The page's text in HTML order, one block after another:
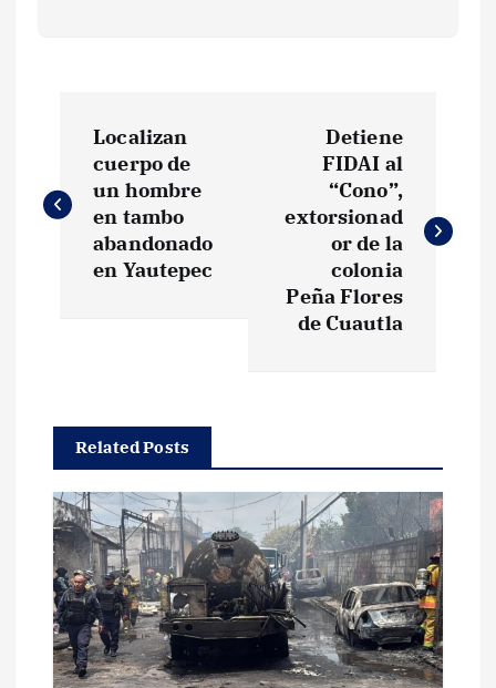
v
c
ó
n
d
Localizan
cuerpo de
un hombre
en tambo
abandonado
en Yautepec
Detiene
FIDAI al
“Cono”,
extorsionad
or de la
colonia
Peña Flores
de Cuautla
Related Posts